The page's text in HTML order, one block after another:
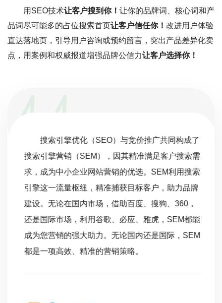
用SEO技术让客户搜到你！ 让你的品牌词、核心词和产
品词尽可能多的占位搜索首页让客户信任你！ 改进用户体验
直达落地页，引导用户咨询或预约留言，突出产品差异化卖
点，用案例和权威报道增强品牌公信力让客户选择你！
搜索引擎优化（SEO）与竞价推广共同构成了
搜索引擎营销（SEM），因其精准满足客户搜索需
求，成为中小企业网站营销的优选。SEM利用搜索
引擎这一流量枢纽，精准捕获目标客户，助力品牌
建设。无论在国内市场，借助百度、搜狗、360，
还是国际市场，利用谷歌、必应、雅虎，SEM都能
成为您营销的强大助力。无论国内还是国际，SEM
都是一项高效、精准的营销策略。